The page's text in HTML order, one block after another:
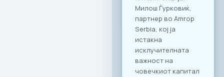
членки на МАСИТ и
вработените во
компаните. Поглед
Креирање
додадена
вредност Настанот